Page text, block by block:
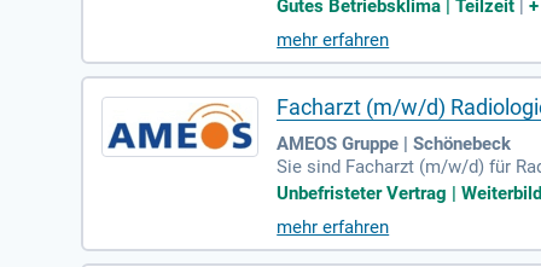
ellen Radiologie und
tzt und gestalten Sie Ihre
Gutes Betriebsklima | Teilzeit |
mehr erfahren
Facharzt (m/w/d)
AMEOS Gruppe | Schönebeck
Sie sind Facharzt (m/w/d) für
eine unbefristete Stelle im
nder Verfahren wie Röntgen,
ge, patientenorientierte
er Ausbildung von Kollegen
Unbefristeter Vertrag |
mehr erfahren